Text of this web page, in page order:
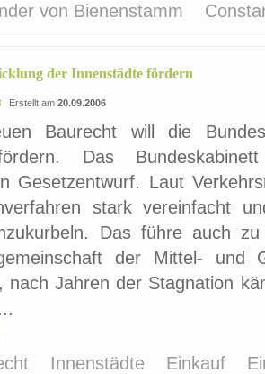
von Bienenstamm
der Innenstädte fördern
Erstellt am 20.09.2006
Baurecht will die
Das
Gesetzentwurf. Laut
stark vereinfacht
Das führe auch
der Mittel- und
nach Jahren der Stagnation
Innenstädte Einkauf